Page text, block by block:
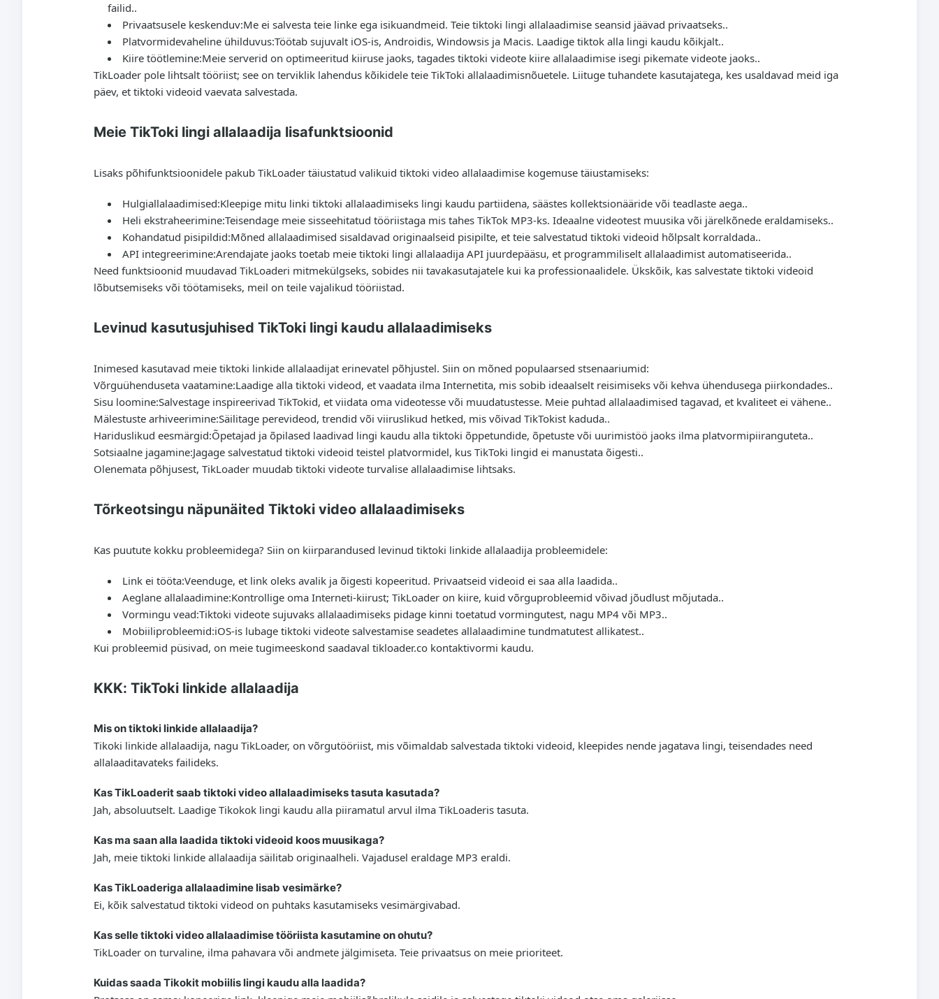
failid..
Privaatsusele keskenduv:Me ei salvesta teie linke ega isikuandmeid. Teie tiktoki lingi allalaadimise seansid jäävad privaatseks..
Platvormidevaheline ühilduvus:Töötab sujuvalt iOS-is, Androidis, Windowsis ja Macis. Laadige tiktok alla lingi kaudu kõikjalt..
Kiire töötlemine:Meie serverid on optimeeritud kiiruse jaoks, tagades tiktoki videote kiire allalaadimise isegi pikemate videote jaoks..
TikLoader pole lihtsalt tööriist; see on terviklik lahendus kõikidele teie TikToki allalaadimisnõuetele. Liituge tuhandete kasutajatega, kes usaldavad meid iga
päev, et tiktoki videoid vaevata salvestada.
Meie TikToki lingi allalaadija lisafunktsioonid
Lisaks põhifunktsioonidele pakub TikLoader täiustatud valikuid tiktoki video allalaadimise kogemuse täiustamiseks:
Hulgiallalaadimised:Kleepige mitu linki tiktoki allalaadimiseks lingi kaudu partiidena, säästes kollektsionääride või teadlaste aega..
Heli ekstraheerimine:Teisendage meie sisseehitatud tööriistaga mis tahes TikTok MP3-ks. Ideaalne videotest muusika või järelkõnede eraldamiseks..
Kohandatud pisipildid:Mõned allalaadimised sisaldavad originaalseid pisipilte, et teie salvestatud tiktoki videoid hõlpsalt korraldada..
API integreerimine:Arendajate jaoks toetab meie tiktoki lingi allalaadija API juurdepääsu, et programmiliselt allalaadimist automatiseerida..
Need funktsioonid muudavad TikLoaderi mitmekülgseks, sobides nii tavakasutajatele kui ka professionaalidele. Ükskõik, kas salvestate tiktoki videoid
lõbutsemiseks või töötamiseks, meil on teile vajalikud tööriistad.
Levinud kasutusjuhised TikToki lingi kaudu allalaadimiseks
Inimesed kasutavad meie tiktoki linkide allalaadijat erinevatel põhjustel. Siin on mõned populaarsed stsenaariumid:
Võrguühenduseta vaatamine:Laadige alla tiktoki videod, et vaadata ilma Internetita, mis sobib ideaalselt reisimiseks või kehva ühendusega piirkondades..
Sisu loomine:Salvestage inspireerivad TikTokid, et viidata oma videotesse või muudatustesse. Meie puhtad allalaadimised tagavad, et kvaliteet ei vähene..
Mälestuste arhiveerimine:Säilitage perevideod, trendid või viiruslikud hetked, mis võivad TikTokist kaduda..
Hariduslikud eesmärgid:Õpetajad ja õpilased laadivad lingi kaudu alla tiktoki õppetundide, õpetuste või uurimistöö jaoks ilma platvormipiiranguteta..
Sotsiaalne jagamine:Jagage salvestatud tiktoki videoid teistel platvormidel, kus TikToki lingid ei manustata õigesti..
Olenemata põhjusest, TikLoader muudab tiktoki videote turvalise allalaadimise lihtsaks.
Tõrkeotsingu näpunäited Tiktoki video allalaadimiseks
Kas puutute kokku probleemidega? Siin on kiirparandused levinud tiktoki linkide allalaadija probleemidele:
Link ei tööta:Veenduge, et link oleks avalik ja õigesti kopeeritud. Privaatseid videoid ei saa alla laadida..
Aeglane allalaadimine:Kontrollige oma Interneti-kiirust; TikLoader on kiire, kuid võrguprobleemid võivad jõudlust mõjutada..
Vormingu vead:Tiktoki videote sujuvaks allalaadimiseks pidage kinni toetatud vormingutest, nagu MP4 või MP3..
Mobiiliprobleemid:iOS-is lubage tiktoki videote salvestamise seadetes allalaadimine tundmatutest allikatest..
Kui probleemid püsivad, on meie tugimeeskond saadaval tikloader.co kontaktivormi kaudu.
KKK: TikToki linkide allalaadija
Mis on tiktoki linkide allalaadija?
Tikoki linkide allalaadija, nagu TikLoader, on võrgutööriist, mis võimaldab salvestada tiktoki videoid, kleepides nende jagatava lingi, teisendades need
allalaaditavateks failideks.
Kas TikLoaderit saab tiktoki video allalaadimiseks tasuta kasutada?
Jah, absoluutselt. Laadige Tikokok lingi kaudu alla piiramatul arvul ilma TikLoaderis tasuta.
Kas ma saan alla laadida tiktoki videoid koos muusikaga?
Jah, meie tiktoki linkide allalaadija säilitab originaalheli. Vajadusel eraldage MP3 eraldi.
Kas TikLoaderiga allalaadimine lisab vesimärke?
Ei, kõik salvestatud tiktoki videod on puhtaks kasutamiseks vesimärgivabad.
Kas selle tiktoki video allalaadimise tööriista kasutamine on ohutu?
TikLoader on turvaline, ilma pahavara või andmete jälgimiseta. Teie privaatsus on meie prioriteet.
Kuidas saada Tikokit mobiilis lingi kaudu alla laadida?